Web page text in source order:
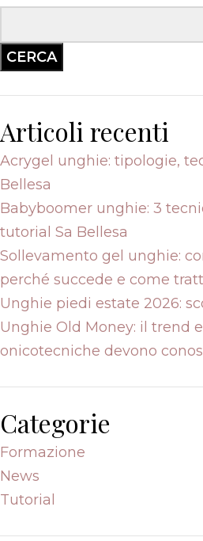
CERCA
Articoli recenti
Acrygel unghie: tipologie,
Bellesa
Babyboomer unghie: 3
tutorial Sa Bellesa
Sollevamento gel unghie:
perché succede e come
Unghie piedi estate 2026:
Unghie Old Money: il trend
onicotecniche devono
Categorie
Formazione
News
Tutorial